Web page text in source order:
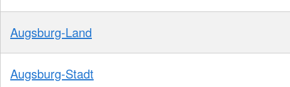
Augsburg-Land
Augsburg-Stadt